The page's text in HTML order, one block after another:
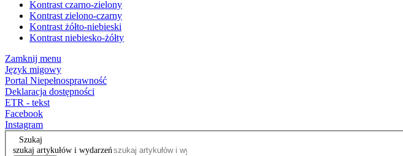
Kontrast czarno-zielony
Kontrast zielono-czarny
Kontrast żółto-niebieski
Kontrast niebiesko-żółty
Zamknij menu
Język migowy
Portal Niepełnosprawność
Deklaracja dostępności
ETR - tekst
Facebook
Instagram
Szukaj
szukaj artykułów i wydarzeń